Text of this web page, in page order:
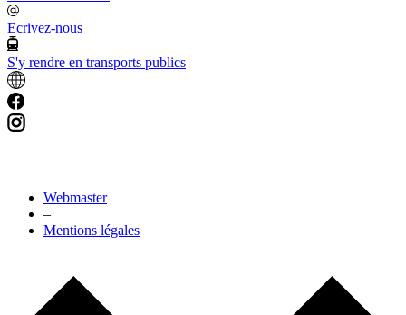
Ecrivez-nous
S'y rendre en transports publics
Webmaster
–
Mentions légales